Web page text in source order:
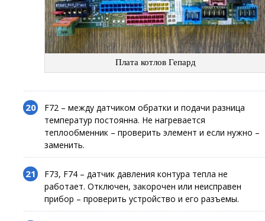
Плата котлов Гепард
F72 – между датчиком обратки и подачи разница
температур постоянна. Не нагревается
теплообменник – проверить элемент и если нужно –
заменить.
F73, F74 – датчик давления контура тепла не
работает. Отключен, закорочен или неисправен
прибор – проверить устройство и его разъемы.